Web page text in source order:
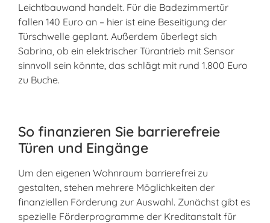
Leichtbauwand handelt. Für die Badezimmertür
fallen 140 Euro an – hier ist eine Beseitigung der
Türschwelle geplant. Außerdem überlegt sich
Sabrina, ob ein elektrischer Türantrieb mit Sensor
sinnvoll sein könnte, das schlägt mit rund 1.800 Euro
zu Buche.
So finanzieren Sie barrierefreie
Türen und Eingänge
Um den eigenen Wohnraum barrierefrei zu
gestalten, stehen mehrere Möglichkeiten der
finanziellen Förderung zur Auswahl. Zunächst gibt es
spezielle Förderprogramme der Kreditanstalt für